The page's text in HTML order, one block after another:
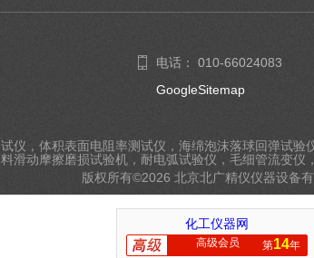
电话： 010-66024083
GoogleSitemap
仪，体积表面电阻率测试仪，海绵泡沫落球回弹试
滑动摩擦磨损试验机，耐电弧试验仪，毛细管流变仪
版权所有©2026 北京北广精仪仪器设备
化工仪器网
高级会员 第14年